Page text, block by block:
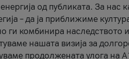
од публиката. За нас
– да ја приближиме
ги комбинира наследството
нашата визија за
продолжената улога на